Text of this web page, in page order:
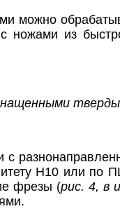
можно
ножами из
с
Н10 или по
фрезы (рис. 4, в